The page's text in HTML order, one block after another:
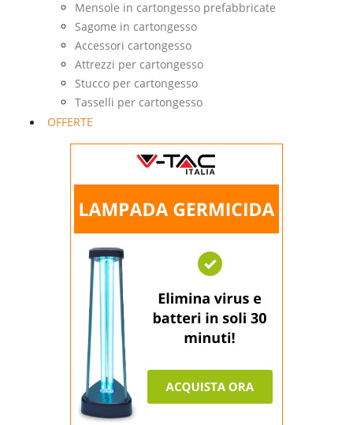
Mensole in cartongesso prefabbricate
Sagome in cartongesso
Accessori cartongesso
Attrezzi per cartongesso
Stucco per cartongesso
Tasselli per cartongesso
OFFERTE